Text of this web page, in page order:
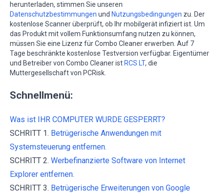
herunterladen, stimmen Sie unseren
Datenschutzbestimmungen und Nutzungsbedingungen zu. Der
kostenlose Scanner überprüft, ob Ihr mobilgerät infiziert ist. Um
das Produkt mit vollem Funktionsumfang nutzen zu können,
müssen Sie eine Lizenz für Combo Cleaner erwerben. Auf 7
Tage beschränkte kostenlose Testversion verfügbar. Eigentümer
und Betreiber von Combo Cleaner ist RCS LT, die
Muttergesellschaft von PCRisk.
Schnellmenü:
Was ist IHR COMPUTER WURDE GESPERRT?
SCHRITT 1. Betrügerische Anwendungen mit
Systemsteuerung entfernen.
SCHRITT 2. Werbefinanzierte Software von Internet
Explorer entfernen.
SCHRITT 3. Betrügerische Erweiterungen von Google